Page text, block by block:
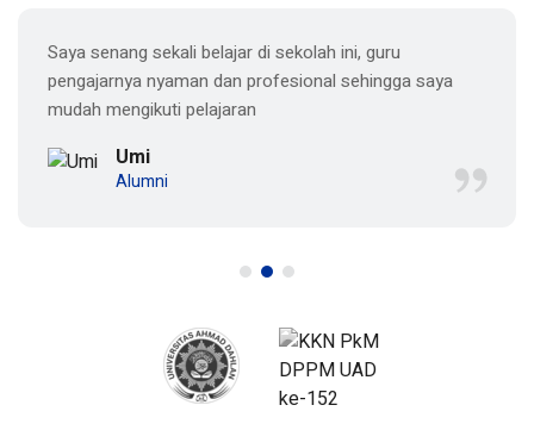
Saya senang sekali belajar di sekolah ini, guru
pengajarnya nyaman dan profesional sehingga saya
mudah mengikuti pelajaran
Umi
Alumni